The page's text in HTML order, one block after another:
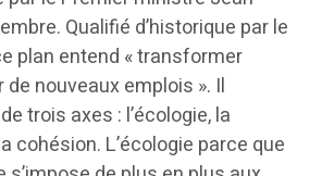
Qualifié d’historique par le
plan entend « transformer
de nouveaux emplois ». Il
trois axes : l’écologie, la
cohésion. L’écologie parce que